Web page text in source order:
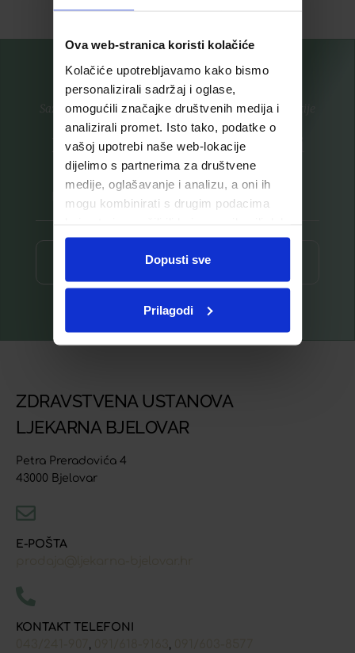
Ova web-stranica koristi kolačiće
Kolačiće upotrebljavamo kako bismo
personalizirali sadržaj i oglase,
omogućili značajke društvenih medija i
analizirali promet. Isto tako, podatke o
vašoj upotrebi naše web-lokacije
dijelimo s partnerima za društvene
medije, oglašavanje i analizu, a oni ih
mogu kombinirati s drugim podacima
ste upotrebljavali njihove usluge.
Dopusti sve
Prilagodi
Saznajte prvi za nove proizvode i ekskluzivne promocije
Prijavite se na listu za novosti
Prijava ⟶
ZDRAVSTVENA USTANOVA
LJEKARNA BJELOVAR
Petra Preradovića 4
43000 Bjelovar
E-POŠTA
KONTAKT TELEFONI